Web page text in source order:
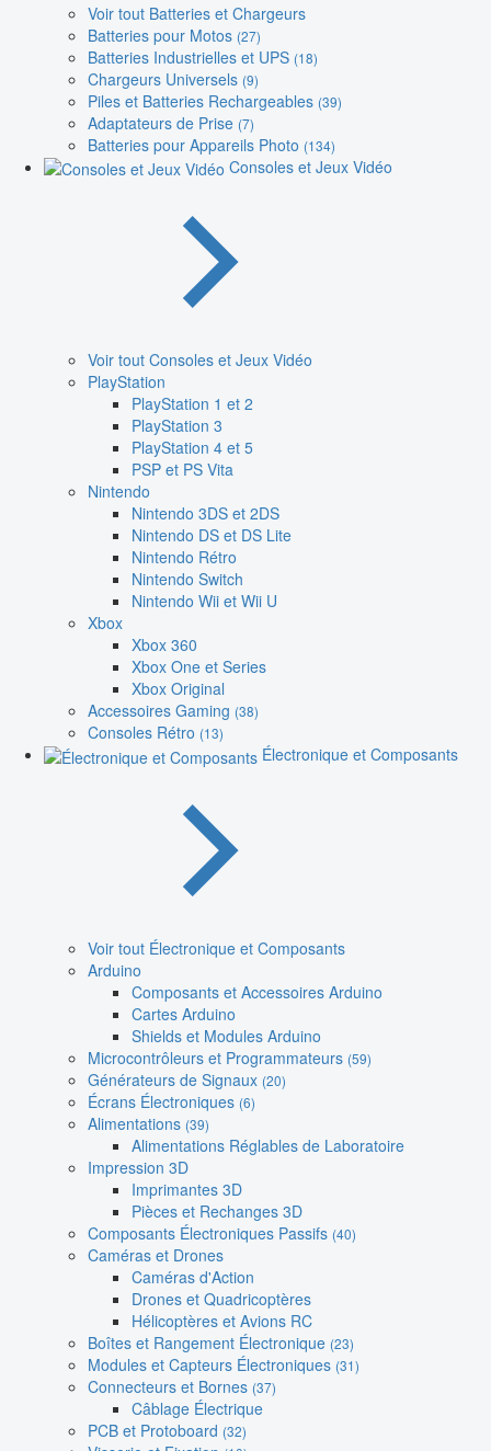
Voir tout Batteries et Chargeurs
Batteries pour Motos (27)
Batteries Industrielles et UPS (18)
Chargeurs Universels (9)
Piles et Batteries Rechargeables (39)
Adaptateurs de Prise (7)
Batteries pour Appareils Photo (134)
Consoles et Jeux Vidéo
Voir tout Consoles et Jeux Vidéo
PlayStation
PlayStation 1 et 2
PlayStation 3
PlayStation 4 et 5
PSP et PS Vita
Nintendo
Nintendo 3DS et 2DS
Nintendo DS et DS Lite
Nintendo Rétro
Nintendo Switch
Nintendo Wii et Wii U
Xbox
Xbox 360
Xbox One et Series
Xbox Original
Accessoires Gaming (38)
Consoles Rétro (13)
Électronique et Composants
Voir tout Électronique et Composants
Arduino
Composants et Accessoires Arduino
Cartes Arduino
Shields et Modules Arduino
Microcontrôleurs et Programmateurs (59)
Générateurs de Signaux (20)
Écrans Électroniques (6)
Alimentations (39)
Alimentations Réglables de Laboratoire
Impression 3D
Imprimantes 3D
Pièces et Rechanges 3D
Composants Électroniques Passifs (40)
Caméras et Drones
Caméras d'Action
Drones et Quadricoptères
Hélicoptères et Avions RC
Boîtes et Rangement Électronique (23)
Modules et Capteurs Électroniques (31)
Connecteurs et Bornes (37)
Câblage Électrique
PCB et Protoboard (32)